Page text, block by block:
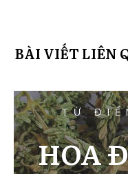
BÀI VIẾT LIÊN
TỪ
HOA